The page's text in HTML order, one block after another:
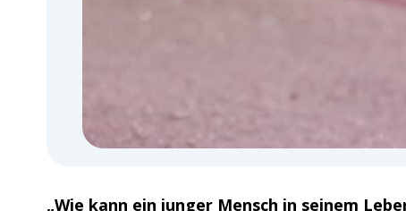
„Wie kann ein junger Mensch in seinem